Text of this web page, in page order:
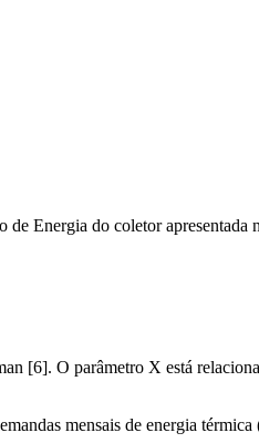
Energia do coletor apresentada
[6]. O parâmetro X está
mensais de energia térmica